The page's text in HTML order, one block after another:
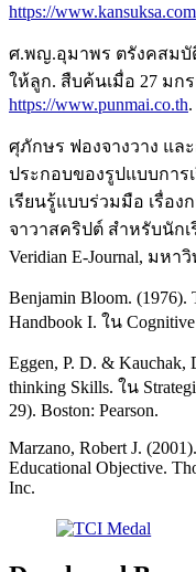
https://
ศ.พญ.อุมาพร ตรังคสมบั
ให้ลูก. สืบค้นเมื่อ 27 มก
https://www.punmai.co.th.
ศุภักษร ฟองจางวาง แล
ประกอบของรูปแบบการ
เรียนรู้แบบร่วมมือ เรื่อ
จาวาสคริปต์ สำหรับนัก
Veridian E-Journal, มห
Benjamin Bloom. (1976).
Handbook I. ใน
Eggen, P. D. & Kauchak,
thinking Skills. ใน
29). Boston: Pearson.
Marzano, Robert J.
Educational Objective.
Inc.